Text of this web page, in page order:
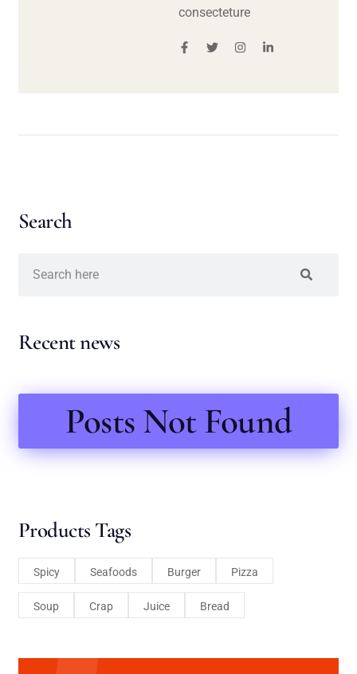
consecteture
Search
Recent news
Posts Not Found
Products Tags
Spicy Seafoods Burger Pizza
Soup Crap Juice Bread